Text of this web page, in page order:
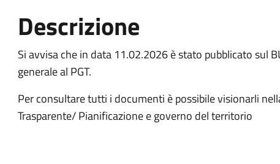
Descrizione
Si avvisa che in data 11.02.2026 è stato pubblicato sul
generale al PGT.
Per consultare tutti i documenti è possibile visionarli
Trasparente/ Pianificazione e governo del territorio